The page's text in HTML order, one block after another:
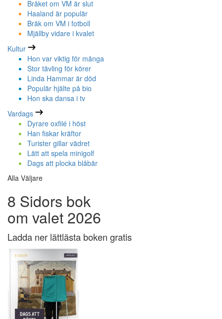
Bråket om VM är slut
Haaland är populär
Bråk om VM i fotboll
Mjällby vidare i kvalet
Kultur
Hon var viktig för många
Stor tävling för körer
Linda Hammar är död
Populär hjälte på bio
Hon ska dansa i tv
Vardags
Dyrare oxfilé i höst
Han fiskar kräftor
Turister gillar vädret
Lätt att spela minigolf
Dags att plocka blåbär
Alla Väljare
8 Sidors bok
om valet 2026
Ladda ner lättlästa boken gratis